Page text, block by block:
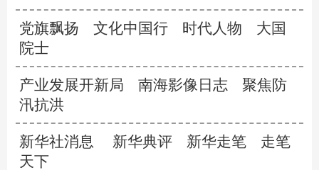
党旗飘扬 文化中国行 时代人物
大国
院士
产业发展开新局 南海影像日志
聚焦防
汛抗洪
新华社消息 新华典评 新华走笔
走笔
天下